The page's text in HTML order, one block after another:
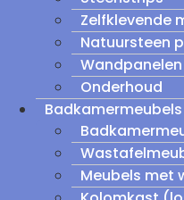
Zelfklevende
Natuursteen
Onderhoud
Badkamermeubels
Meubels met